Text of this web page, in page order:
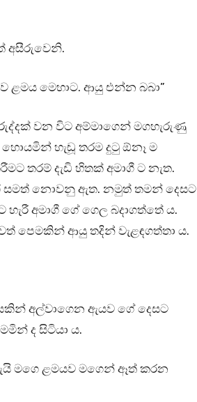
අසීරුවෙනි.
ළමය මෙහාට. ආයු එන්න බබා”
වන විට අම්මාගෙන් මගහැරුණු
හැඬූ තරම දුටු ඕනෑ ම
තරම් දැඩි හිතක් අමාගී ට නැත.
සමත් නොවනු ඇත. නමුත් තමන් දෙසට
අමාගී ගේ ගෙල බදාගත්තේ ය.
පෙමකින් ආයු තදින් වැළඳගත්තා ය.
අල්වාගෙන ඇයව ගේ දෙසට
ද සිටියා ය.
මගෙ ළමයව මගෙන් ඈත් කරන